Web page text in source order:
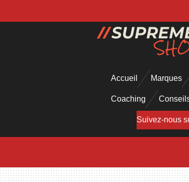
au
Accueil Marques
Coaching
Suivez-nous